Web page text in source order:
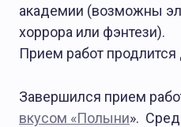
академии (возможны
хоррора или фэнтези).
Прием работ продлится
Завершился прием
вкусом «Полыни».